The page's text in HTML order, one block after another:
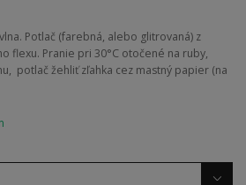
Potlač (farebná, alebo glitrovaná) z
flexu. Pranie pri 30°C otočené na ruby,
potlač žehliť zľahka cez mastný papier (na